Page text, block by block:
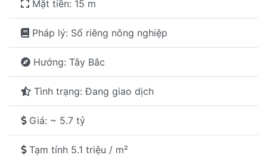
Mặt tiền: 15 m
Pháp lý: Sổ riêng nông nghiệp
Hướng: Tây Bắc
Tình trạng: Đang giao dịch
Giá: ~ 5.7 tỷ
Tạm tính 5.1 triệu / m²